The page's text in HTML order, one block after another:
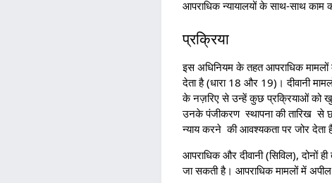
आपराधिक न्यायालयों के साथ-साथ काम
प्रक्रिया
इस अधिनियम के तहत आपराधिक
देता है (धारा 18 और 19)। दीवानी
के नज़रिए से उन्हें कुछ प्रक्रियाओं को
उनके पंजीकरण स्थापना की तारिख से छह
न्याय करने की आवश्यकता पर जोर देता
आपराधिक और दीवानी (सिविल), दोनों
जा सकती है। आपराधिक मामलों में अपील